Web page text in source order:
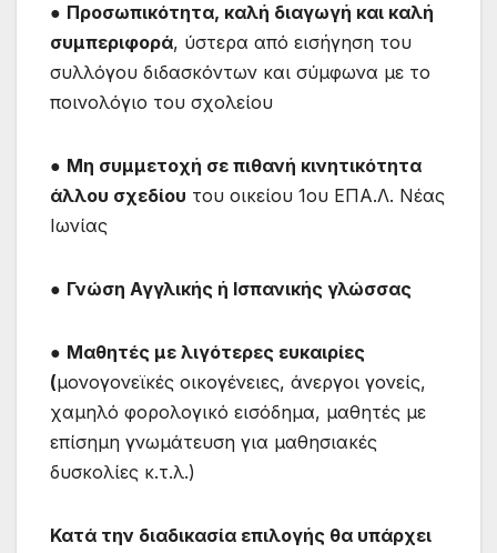
● Προσωπικότητα, καλή διαγωγή και καλή
συμπεριφορά, ύστερα από εισήγηση του
συλλόγου διδασκόντων και σύμφωνα με το
ποινολόγιο του σχολείου
● Μη συμμετοχή σε πιθανή κινητικότητα
άλλου σχεδίου του οικείου 1ου ΕΠΑ.Λ. Νέας
Ιωνίας
● Γνώση Αγγλικής ή Ισπανικής γλώσσας
● Μαθητές με λιγότερες ευκαιρίες
(μονογονεϊκές οικογένειες, άνεργοι γονείς,
χαμηλό φορολογικό εισόδημα, μαθητές με
επίσημη γνωμάτευση για μαθησιακές
δυσκολίες κ.τ.λ.)
Κατά την διαδικασία επιλογής θα υπάρχει